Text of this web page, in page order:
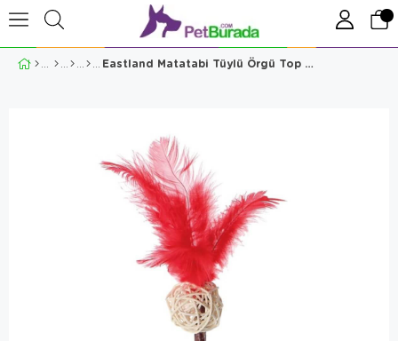
Eastland Matatabi Tüylü Örgü Top Kedi Oyuncağı 19 cm